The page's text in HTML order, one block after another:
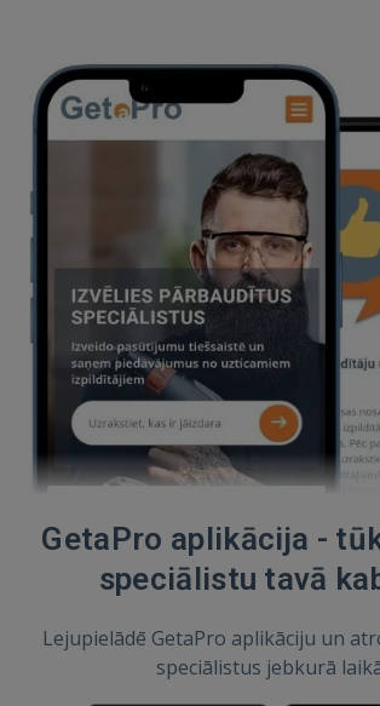
GetaPro aplikācija -
speciālistu tavā
Lejupielādē GetaPro aplikāciju un
speciālistus jebkurā